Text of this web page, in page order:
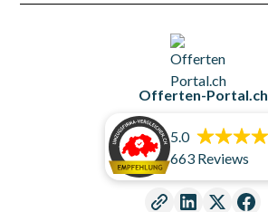
Offerten-Portal.ch